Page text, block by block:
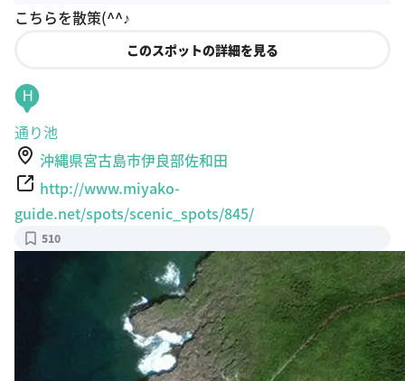
こちらを散策(^^♪
このスポットの詳細を見る
H
通り池
沖縄県宮古島市伊良部佐和田
http://www.miyako-
guide.net/spots/scenic_spots/845/
510